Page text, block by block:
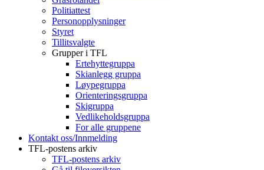
Politiattest
Personopplysninger
Styret
Tillitsvalgte
Grupper i TFL
Ertehyttegruppa
Skianlegg gruppa
Løypegruppa
Orienteringsgruppa
Skigruppa
Vedlikeholdsgruppa
For alle gruppene
Kontakt oss/Innmelding
TFL-postens arkiv
TFL-postens arkiv